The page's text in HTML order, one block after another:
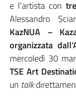
e l’artista con
Alessandro
KazNUA –
organizzata
mercoledì 30
TSE Art
un talk